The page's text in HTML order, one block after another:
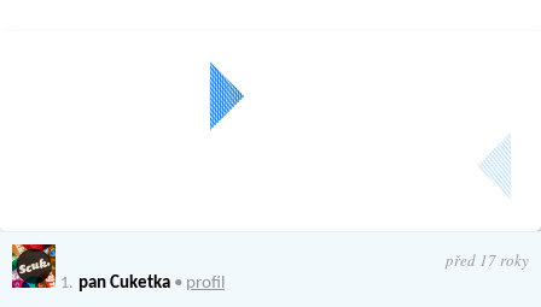
1. pan Cuketka • profil
před 17 roky